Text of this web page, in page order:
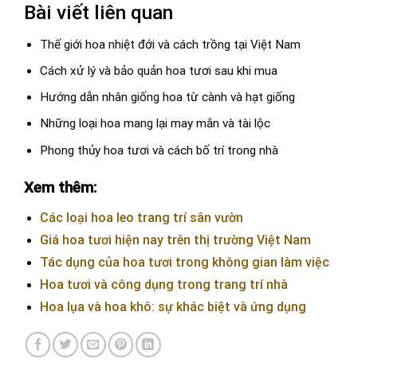
Bài viết liên quan
Thế giới hoa nhiệt đới và cách trồng tại Việt Nam
Cách xử lý và bảo quản hoa tươi sau khi mua
Hướng dẫn nhân giống hoa từ cành và hạt giống
Những loại hoa mang lại may mắn và tài lộc
Phong thủy hoa tươi và cách bố trí trong nhà
Xem thêm:
Các loại hoa leo trang trí sân vườn
Giá hoa tươi hiện nay trên thị trường Việt Nam
Tác dụng của hoa tươi trong không gian làm việc
Hoa tươi và công dụng trong trang trí nhà
Hoa lụa và hoa khô: sự khác biệt và ứng dụng